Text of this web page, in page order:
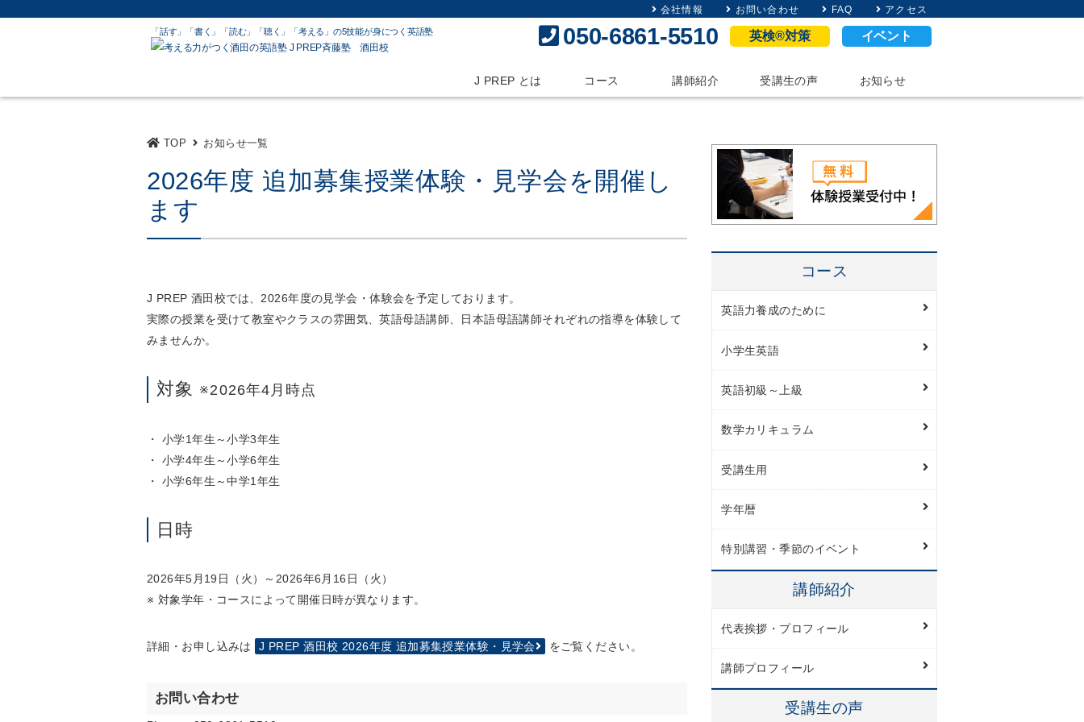
会社情報 お問い合わせ FAQ アクセス
「話す」「書く」「読む」「聴く」「考える」 の5技能が身につく英語塾 050-6861-5510 英検®対策 イベント
J PREP とは コース 講師紹介 受講生の声 お知らせ
TOP お知らせ一覧
2026年度 追加募集授業体験・見学会を開催し
ます
J PREP 酒田校では、2026年度の見学会・体験会を予定しております。
実際の授業を受けて教室やクラスの雰囲気、英語母語講師、日本語母語講師それぞれの指導を体験して
みませんか。
対象 ※2026年4月時点
・ 小学1年生～小学3年生
・ 小学4年生～小学6年生
・ 小学6年生～中学1年生
日時
2026年5月19日（火）～2026年6月16日（火）
※ 対象学年・コースによって開催日時が異なります。
詳細・お申し込みは J PREP 酒田校 2026年度 追加募集授業体験・見学会 をご覧ください。
お問い合わせ
コース
英語力養成のために
小学生英語
英語初級～上級
数学カリキュラム
受講生用
学年暦
特別講習・季節のイベント
講師紹介
代表挨拶・プロフィール
講師プロフィール
受講生の声